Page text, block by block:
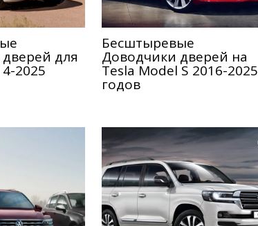
для
2025
Беcштыревые
Доводчики дверей на
Tesla Model S 2016-2025
годов